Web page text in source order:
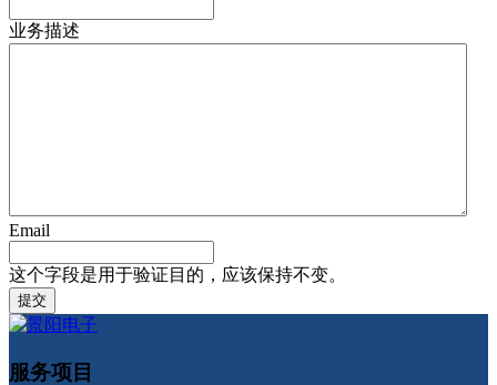
业务描述
Email
这个字段是用于验证目的，应该保持不变。
服务项目